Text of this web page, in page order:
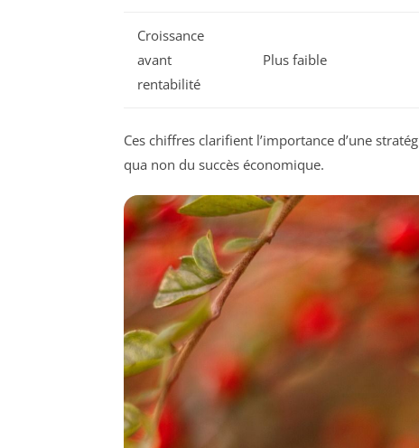
Croissance
avant
rentabilité
Plus faible
Ces chiffres clarifient l’importance d’une
qua non du succès économique.